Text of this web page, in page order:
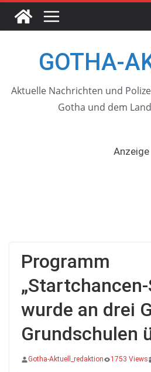
GOTHA-
Aktuelle Nachrichten und
Gotha und dem
Anzeige
Programm
wurde an drei
Grundschulen
Gotha-Aktuell_redaktion 1753 Views